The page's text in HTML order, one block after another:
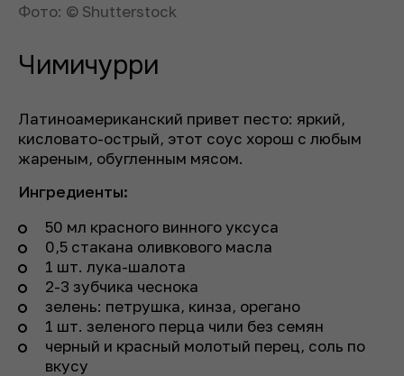
Фото: © Shutterstock
Чимичурри
Латиноамериканский привет песто: яркий,
кисловато-острый, этот соус хорош с любым
жареным, обугленным мясом.
Ингредиенты:
50 мл красного винного уксуса
0,5 стакана оливкового масла
1 шт. лука-шалота
2-3 зубчика чеснока
зелень: петрушка, кинза, орегано
1 шт. зеленого перца чили без семян
черный и красный молотый перец, соль по
вкусу